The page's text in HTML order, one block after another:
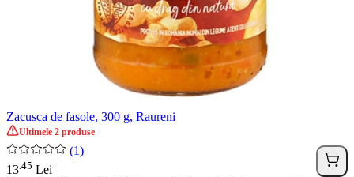
Zacusca de fasole, 300 g, Raureni
Ultimele 2 produse
(1)
13 45 Lei